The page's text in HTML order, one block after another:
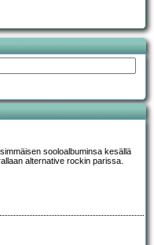
sooloalbuminsa kesällä
alternative rockin parissa.